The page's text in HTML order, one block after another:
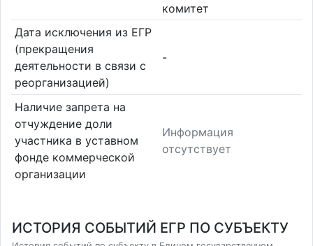
комитет
Дата исключения из ЕГР
(прекращения
деятельности в связи с
реорганизацией)
-
Наличие запрета на
отчуждение доли
участника в уставном
фонде коммерческой
организации
Информация
отсутствует
ИСТОРИЯ СОБЫТИЙ ЕГР ПО СУБЪЕКТУ